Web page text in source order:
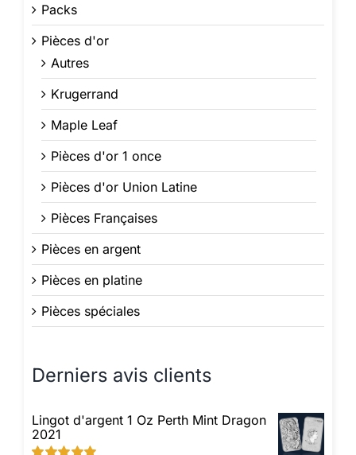
Packs
Pièces d'or
Autres
Krugerrand
Maple Leaf
Pièces d'or 1 once
Pièces d'or Union Latine
Pièces Françaises
Pièces en argent
Pièces en platine
Pièces spéciales
Derniers avis clients
Lingot d'argent 1 Oz Perth Mint Dragon
2021